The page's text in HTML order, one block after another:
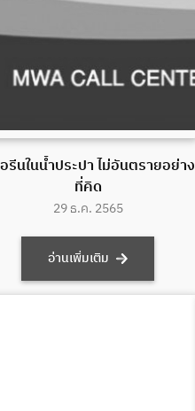
รีนในน้ำประปา ไม่อันตรายอย่าง
ที่คิด
29 ธ.ค. 2565
อ่านเพิ่มเติม